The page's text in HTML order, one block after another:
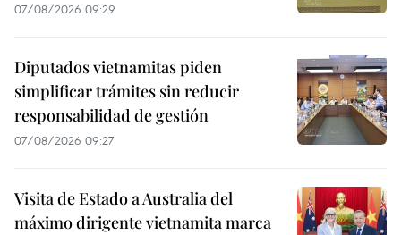
07/08/2026 09:29
Diputados vietnamitas piden
simplificar trámites sin reducir
responsabilidad de gestión
07/08/2026 09:27
Visita de Estado a Australia del
máximo dirigente vietnamita marca